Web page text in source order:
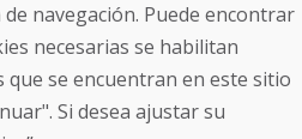
2026, reservados todos los derechos
creación de tienda electrónica
navegación. Puede encontrar
necesarias se habilitan
que se encuentran en este sitio
Si desea ajustar su